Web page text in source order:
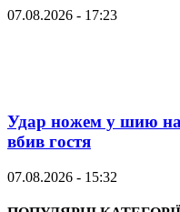
07.08.2026 - 17:23
Удар ножем у шию на
вбив гостя
07.08.2026 - 15:32